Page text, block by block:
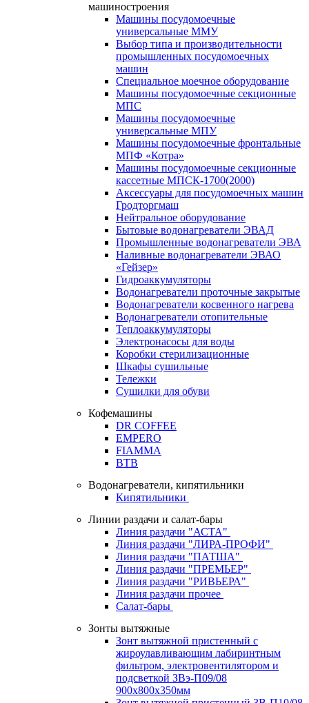
машиностроения
Машины посудомоечные
универсальные ММУ
Выбор типа и производительности
промышленных посудомоечных
машин
Специальное моечное оборудование
Машины посудомоечные секционные
МПС
Машины посудомоечные
универсальные МПУ
Машины посудомоечные фронтальные
МПФ «Котра»
Машины посудомоечные секционные
кассетные МПСК-1700(2000)
Аксессуары для посудомоечных машин
Гродторгмаш
Нейтральное оборудование
Бытовые водонагреватели ЭВАД
Промышленные водонагреватели ЭВА
Наливные водонагреватели ЭВАО
«Гейзер»
Гидроаккумуляторы
Водонагреватели проточные закрытые
Водонагреватели косвенного нагрева
Водонагреватели отопительные
Теплоаккумуляторы
Электронасосы для воды
Коробки стерилизационные
Шкафы сушильные
Тележки
Сушилки для обуви
Кофемашины
DR COFFEE
EMPERO
FIAMMA
BTB
Водонагреватели, кипятильники
Кипятильники
Линии раздачи и салат-бары
Линия раздачи "АСТА"
Линия раздачи "ЛИРА-ПРОФИ"
Линия раздачи "ПАТША"
Линия раздачи "ПРЕМЬЕР"
Линия раздачи "РИВЬЕРА"
Линия раздачи прочее
Салат-бары
Зонты вытяжные
Зонт вытяжной пристенный с
жироулавливающим лабиринтным
фильтром, электровентилятором и
подсветкой ЗВэ-П09/08
900х800х350мм